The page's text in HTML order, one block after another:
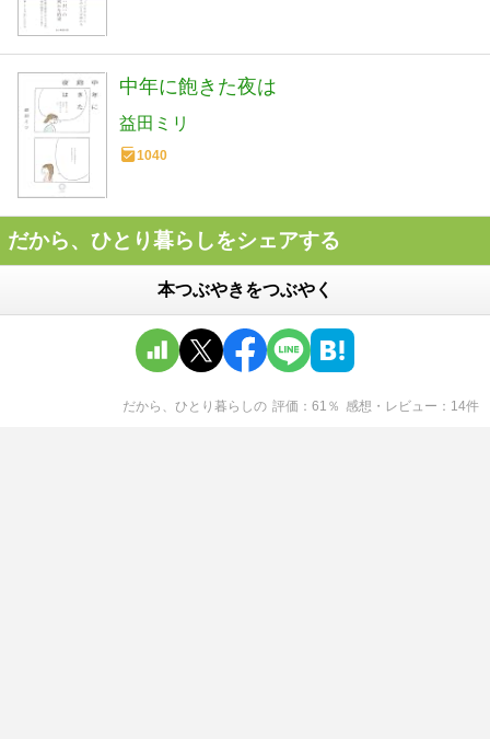
中年に飽きた夜は
益田ミリ
1040
だから、ひとり暮らしをシェアする
本つぶやきをつぶやく
だから、ひとり暮らしの 評価 61 ％ 感想・レビュー 14件